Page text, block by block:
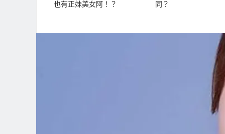
也有正妹美女阿！？ 同？